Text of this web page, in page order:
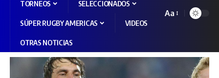
TORNEOS SELECCIONADOS
SÚPER RUGBY AMERICAS VIDEOS
OTRAS NOTICIAS
Aa